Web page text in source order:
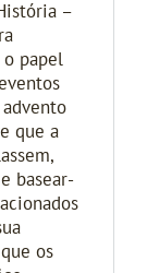
–
o papel
que a
basear-
os